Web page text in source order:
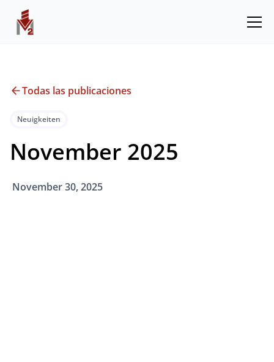
Todas las publicaciones
Neuigkeiten
November 2025
November 30, 2025